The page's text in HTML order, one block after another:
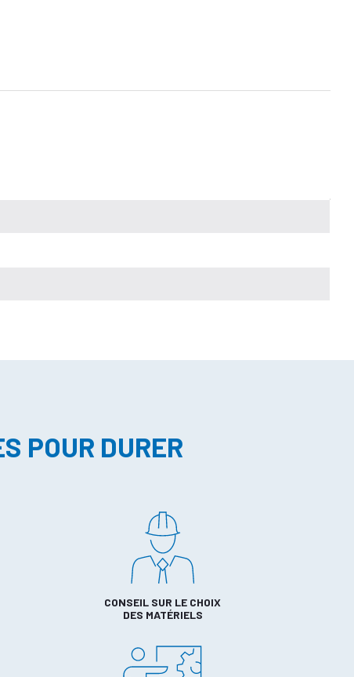
POUR DURER
CONSEIL SUR LE CHOIX
DES MATÉRIELS